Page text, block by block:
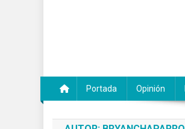
Portada Opinión